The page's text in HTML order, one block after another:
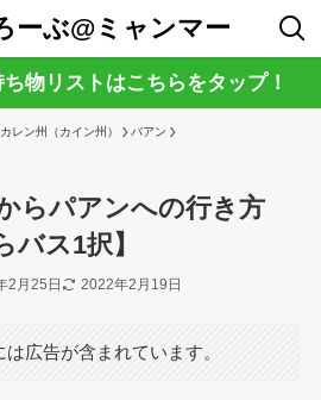
ーぶ@ミャンマー
物リストはこちらをタップ！
カレン州（カイン州） パアン
らパアンへの行き方
バス1択】
2月25日 2022年2月19日
広告が含まれています。